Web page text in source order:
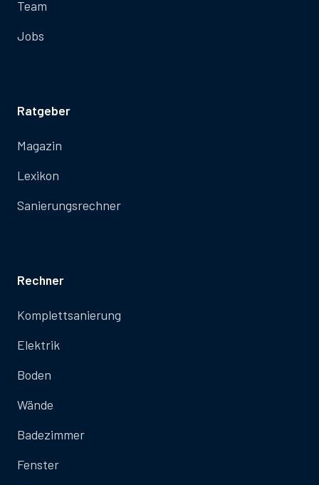
Team
Jobs
Ratgeber
Magazin
Lexikon
Sanierungsrechner
Rechner
Komplettsanierung
Elektrik
Boden
Wände
Badezimmer
Fenster